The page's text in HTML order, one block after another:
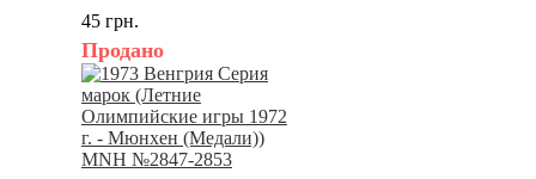
45 грн.
Продано